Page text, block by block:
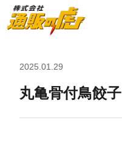
2025.01.29
丸亀骨付鳥餃子